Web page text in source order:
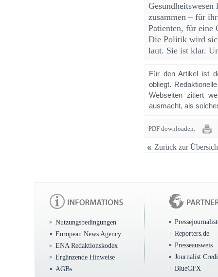
zusammen – für
Patienten, für eine
Die Politik wird
laut. Sie ist klar.
Für den Artikel ist
obliegt.
Webseiten zitiert
ausmacht, als
PDF downloaden:
Zurück zur
Nutzungsbedingungen
European News Agency
ENA Redaktionskodex
Ergänzende Hinweise
AGBs
Reporters.de
Presseausweis
Journalist
BlueGFX